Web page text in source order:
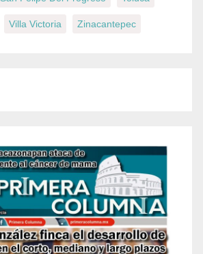
Villa Victoria Zinacantepec